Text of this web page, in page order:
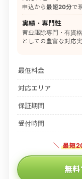
申込から最短20分で
実績・専門性
害虫駆除専門・有資
としての豊富な対応
最低料金
対応エリア
保証期間
受付時間
＼ 最短
無